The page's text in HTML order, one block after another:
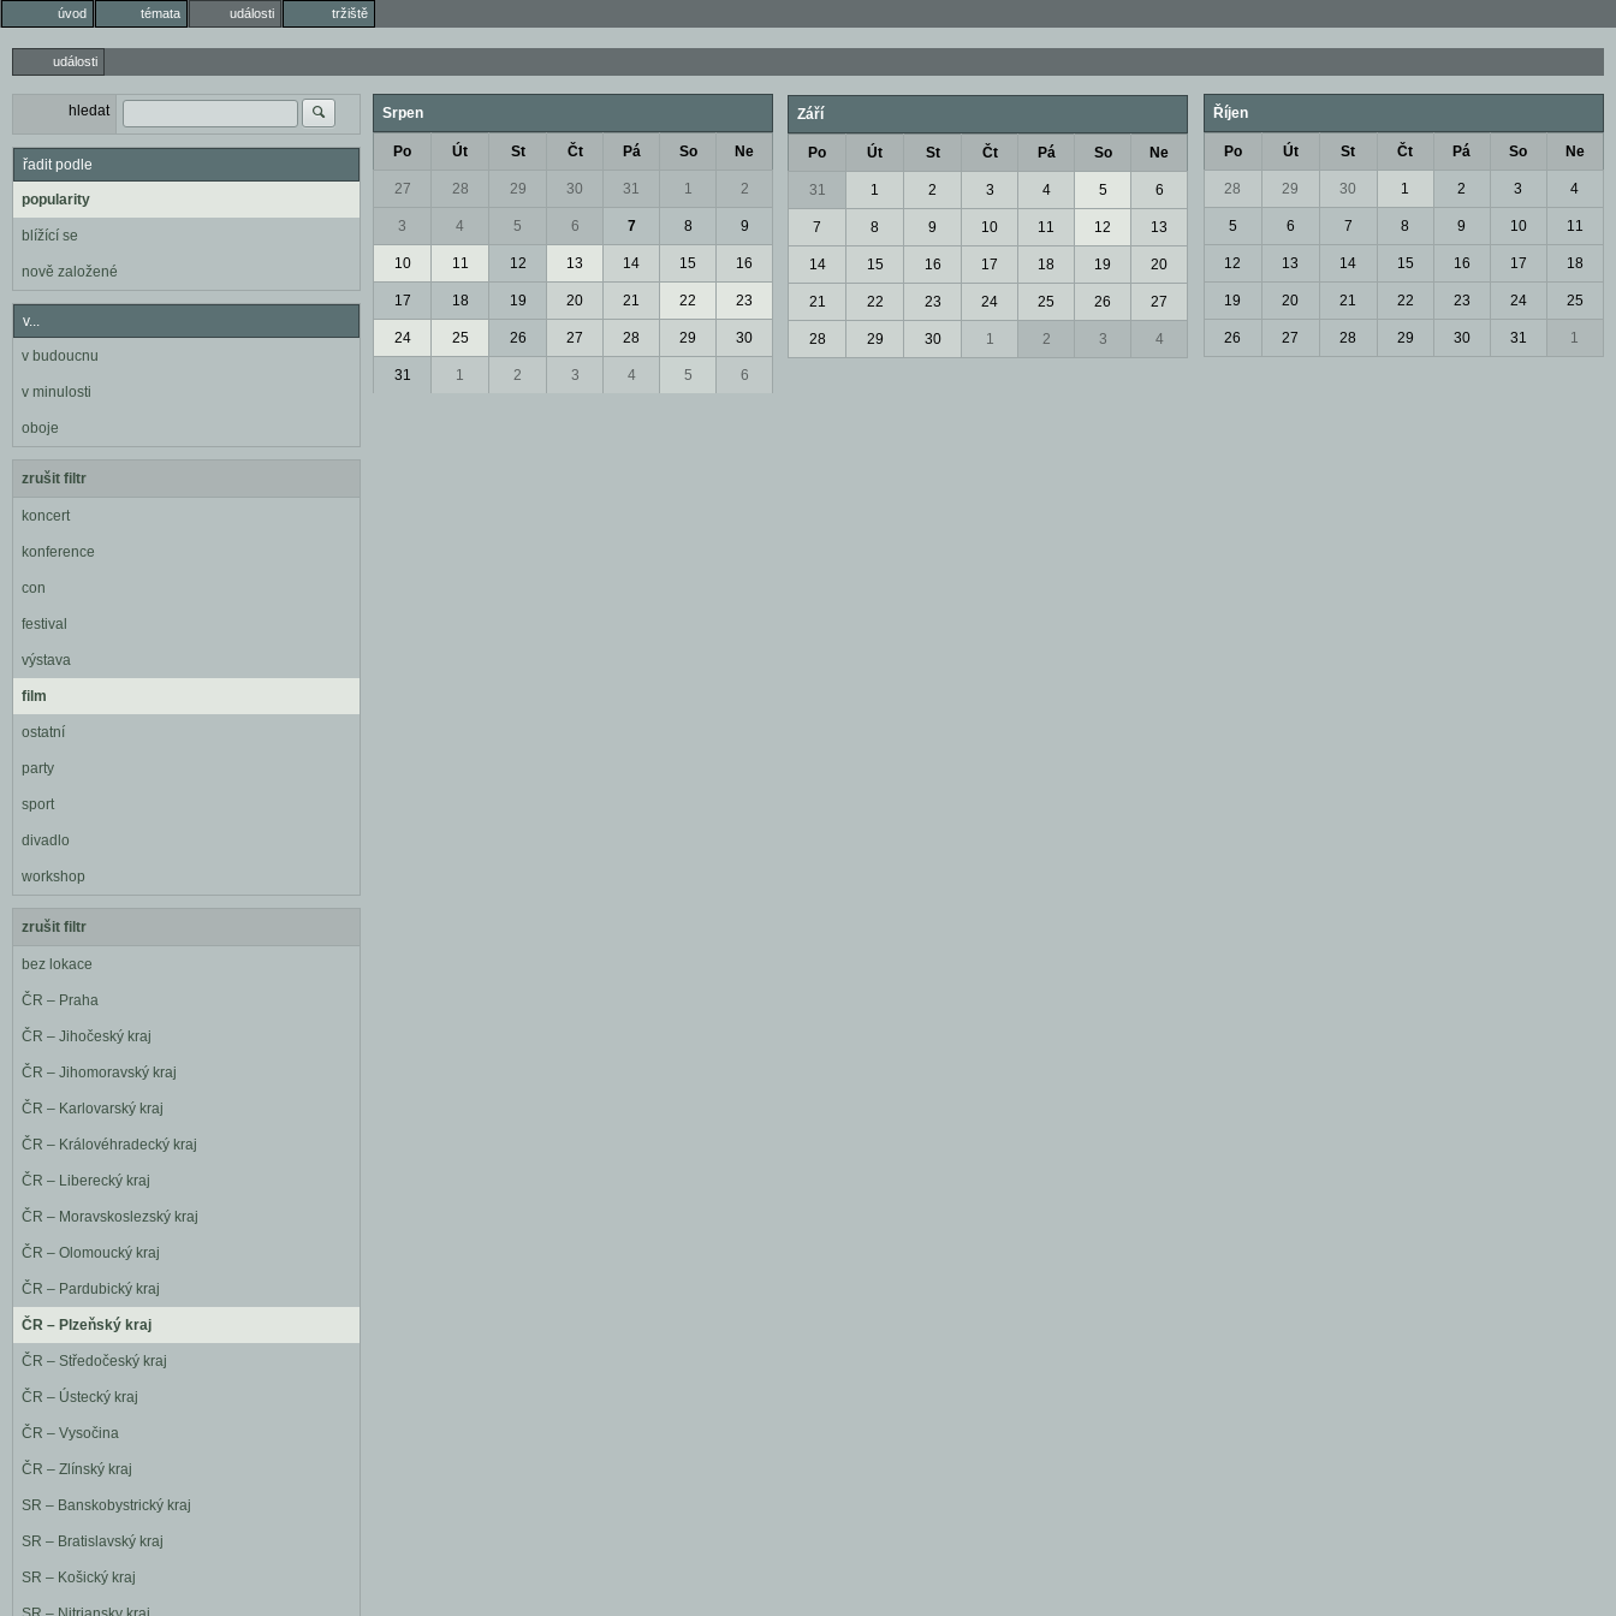
úvod témata události tržiště
události
hledat
řadit podle
popularity
blížící se
nově založené
v...
v budoucnu
v minulosti
oboje
zrušit filtr
koncert
konference
con
festival
výstava
film
ostatní
party
sport
divadlo
workshop
zrušit filtr
bez lokace
ČR – Praha
ČR – Jihočeský kraj
ČR – Jihomoravský kraj
ČR – Karlovarský kraj
ČR – Královéhradecký kraj
ČR – Liberecký kraj
ČR – Moravskoslezský kraj
ČR – Olomoucký kraj
ČR – Pardubický kraj
ČR – Plzeňský kraj
ČR – Středočeský kraj
ČR – Ústecký kraj
ČR – Vysočina
ČR – Zlínský kraj
SR – Banskobystrický kraj
SR – Bratislavský kraj
SR – Košický kraj
Srpen
Po Út St Čt Pá So Ne
27 28 29 30 31 1 2
3 4 5 6 7 8 9
10 11 12 13 14 15 16
17 18 19 20 21 22 23
24 25 26 27 28 29 30
31 1 2 3 4 5 6
Září
Po Út St Čt Pá So Ne
31 1 2 3 4 5 6
7 8 9 10 11 12 13
14 15 16 17 18 19 20
21 22 23 24 25 26 27
28 29 30 1 2 3 4
Říjen
Po Út St Čt Pá So Ne
28 29 30 1 2 3 4
5 6 7 8 9 10 11
12 13 14 15 16 17 18
19 20 21 22 23 24 25
26 27 28 29 30 31 1